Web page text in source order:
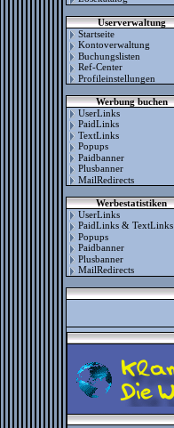
Userverwaltung
Startseite
Kontoverwaltung
Buchungslisten
Ref-Center
Profileinstellungen
Werbung buchen
UserLinks
PaidLinks
TextLinks
Popups
Paidbanner
Plusbanner
MailRedirects
Werbestatistiken
UserLinks
PaidLinks & TextLinks
Popups
Paidbanner
Plusbanner
MailRedirects